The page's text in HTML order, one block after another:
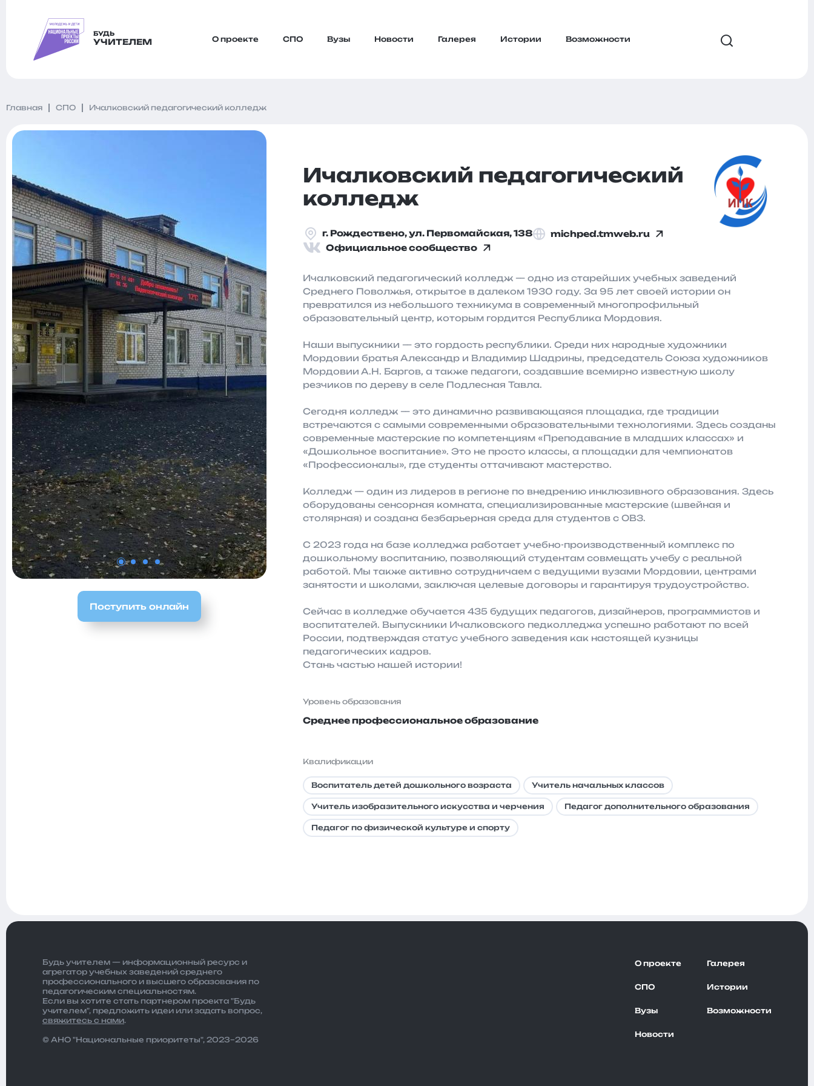
БУДЬ
УЧИТЕЛЕМ О проекте СПО Вузы Новости Галерея Истории Возможности
Главная СПО Ичалковский педагогический колледж
Поступить онлайн
Ичалковский педагогический
колледж
г. Рождествено, ул. Первомайская, 138
michped.tmweb.ru
Официальное сообщество
Ичалковский педагогический колледж — одно из старейших учебных заведений
Среднего Поволжья, открытое в далеком 1930 году. За 95 лет своей истории он
превратился из небольшого техникума в современный многопрофильный
образовательный центр, которым гордится Республика Мордовия.
Наши выпускники — это гордость республики. Среди них народные художники
Мордовии братья Александр и Владимир Шадрины, председатель Союза художников
Мордовии А.Н. Баргов, а также педагоги, создавшие всемирно известную школу
резчиков по дереву в селе Подлесная Тавла.
Сегодня колледж — это динамично развивающаяся площадка, где традиции
встречаются с самыми современными образовательными технологиями. Здесь созданы
современные мастерские по компетенциям «Преподавание в младших классах» и
«Дошкольное воспитание». Это не просто классы, а площадки для чемпионатов
«Профессионалы», где студенты оттачивают мастерство.
Колледж — один из лидеров в регионе по внедрению инклюзивного образования. Здесь
оборудованы сенсорная комната, специализированные мастерские (швейная и
столярная) и создана безбарьерная среда для студентов с ОВЗ.
С 2023 года на базе колледжа работает учебно-производственный комплекс по
дошкольному воспитанию, позволяющий студентам совмещать учебу с реальной
работой. Мы также активно сотрудничаем с ведущими вузами Мордовии, центрами
занятости и школами, заключая целевые договоры и гарантируя трудоустройство.
Сейчас в колледже обучается 435 будущих педагогов, дизайнеров, программистов и
воспитателей. Выпускники Ичалковского педколледжа успешно работают по всей
России, подтверждая статус учебного заведения как настоящей кузницы
педагогических кадров.
Стань частью нашей истории!
Уровень образования
Среднее профессиональное образование
Квалификации
Воспитатель детей дошкольного возраста Учитель начальных классов
Учитель изобразительного искусства и черчения Педагог дополнительного образования
Педагог по физической культуре и спорту
Будь учителем — информационный ресурс и
агрегатор учебных заведений среднего
профессионального и высшего образования по
педагогическим специальностям.
Если вы хотите стать партнером проекта "Будь
учителем", предложить идеи или задать вопрос,
свяжитесь с нами.
© АНО "Национальные приоритеты", 2023–2026
О проекте
СПО
Вузы
Новости
Галерея
Истории
Возможности